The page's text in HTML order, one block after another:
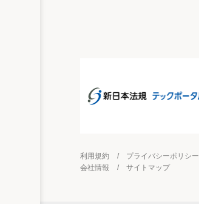
利用規約 プライバシーポリシー
会社情報
サイトマップ